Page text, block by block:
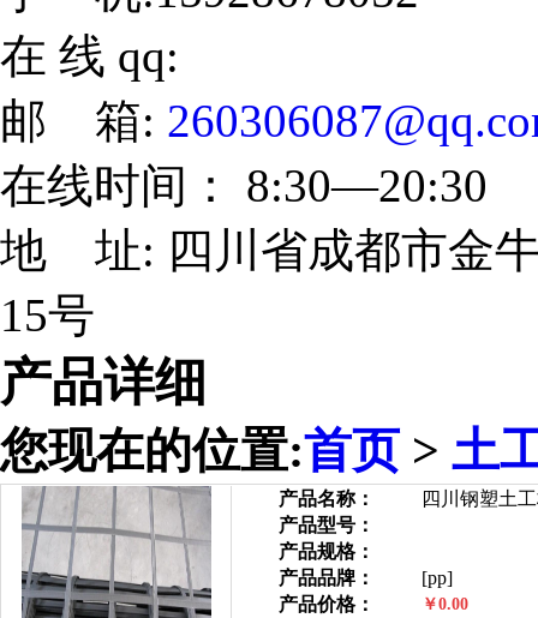
在 线 qq:
邮 箱:
在线时间： 8:30—20:30
地 址: 四川省成都市金
15号
产品详细
您现在的位置:首页> 土
产品名称：
四川钢塑土
产品型号：
产品规格：
产品品牌：
[pp]
产品价格：
￥0.00